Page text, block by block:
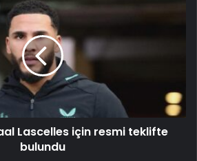
Lascelles için resmi teklifte
bulundu